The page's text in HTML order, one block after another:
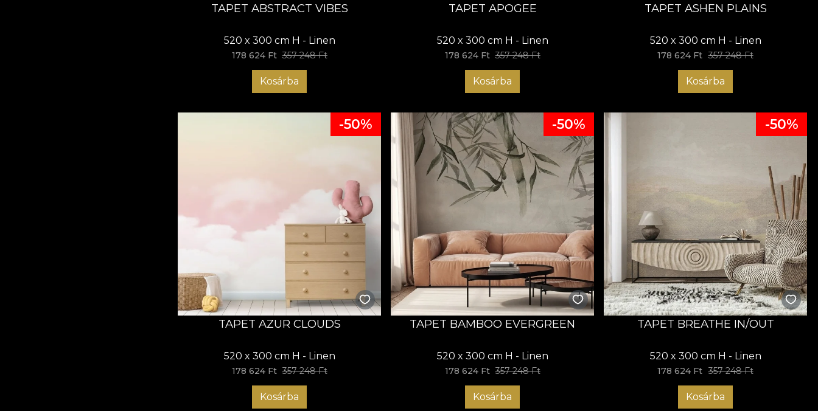
TAPET ABSTRACT VIBES
520 x 300 cm H - Linen
178 624 Ft 357 248 Ft
Kosárba
TAPET APOGEE
520 x 300 cm H - Linen
178 624 Ft 357 248 Ft
Kosárba
TAPET ASHEN PLAINS
520 x 300 cm H - Linen
178 624 Ft 357 248 Ft
Kosárba
-50%
TAPET AZUR CLOUDS
520 x 300 cm H - Linen
178 624 Ft 357 248 Ft
Kosárba
-50%
TAPET BAMBOO EVERGREEN
520 x 300 cm H - Linen
178 624 Ft 357 248 Ft
Kosárba
-50%
TAPET BREATHE IN/OUT
520 x 300 cm H - Linen
178 624 Ft 357 248 Ft
Kosárba